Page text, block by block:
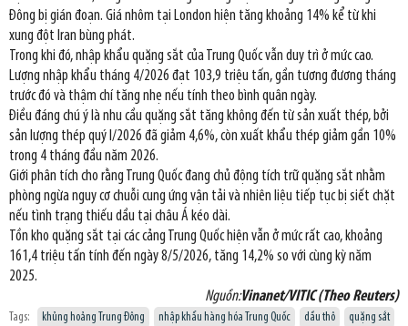
Đông bị gián đoạn. Giá nhôm tại London hiện tăng khoảng 14% kể từ khi
xung đột Iran bùng phát.
Trong khi đó, nhập khẩu quặng sắt của Trung Quốc vẫn duy trì ở mức cao.
Lượng nhập khẩu tháng 4/2026 đạt 103,9 triệu tấn, gần tương đương tháng
trước đó và thậm chí tăng nhẹ nếu tính theo bình quân ngày.
Điều đáng chú ý là nhu cầu quặng sắt tăng không đến từ sản xuất thép, bởi
sản lượng thép quý I/2026 đã giảm 4,6%, còn xuất khẩu thép giảm gần 10%
trong 4 tháng đầu năm 2026.
Giới phân tích cho rằng Trung Quốc đang chủ động tích trữ quặng sắt nhằm
phòng ngừa nguy cơ chuỗi cung ứng vận tải và nhiên liệu tiếp tục bị siết chặt
nếu tình trạng thiếu dầu tại châu Á kéo dài.
Tồn kho quặng sắt tại các cảng Trung Quốc hiện vẫn ở mức rất cao, khoảng
161,4 triệu tấn tính đến ngày 8/5/2026, tăng 14,2% so với cùng kỳ năm
2025.
Nguồn:Vinanet/VITIC (Theo Reuters)
Tags: khủng hoảng Trung Đông nhập khẩu hàng hóa Trung Quốc dầu thô quặng sắt